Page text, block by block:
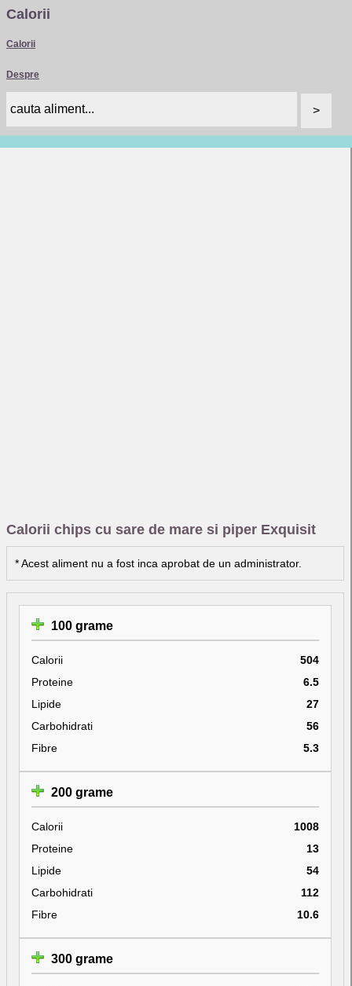
Calorii
Calorii
Despre
Calorii chips cu sare de mare si piper Exquisit
* Acest aliment nu a fost inca aprobat de un administrator.
100 grame
Calorii
504
Proteine
6.5
Lipide
27
Carbohidrati
56
Fibre
5.3
200 grame
Calorii
1008
Proteine
13
Lipide
54
Carbohidrati
112
Fibre
10.6
300 grame